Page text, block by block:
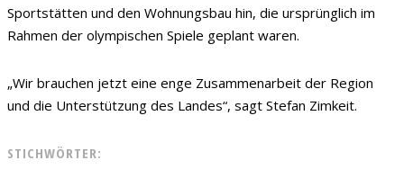
Sportstätten und den Wohnungsbau hin, die ursprünglich im
Rahmen der olympischen Spiele geplant waren.
„Wir brauchen jetzt eine enge Zusammenarbeit der Region
und die Unterstützung des Landes“, sagt Stefan Zimkeit.
STICHWÖRTER: